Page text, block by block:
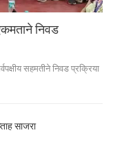
निवड
सहमतीने निवड प्रक्रिया
साजरा